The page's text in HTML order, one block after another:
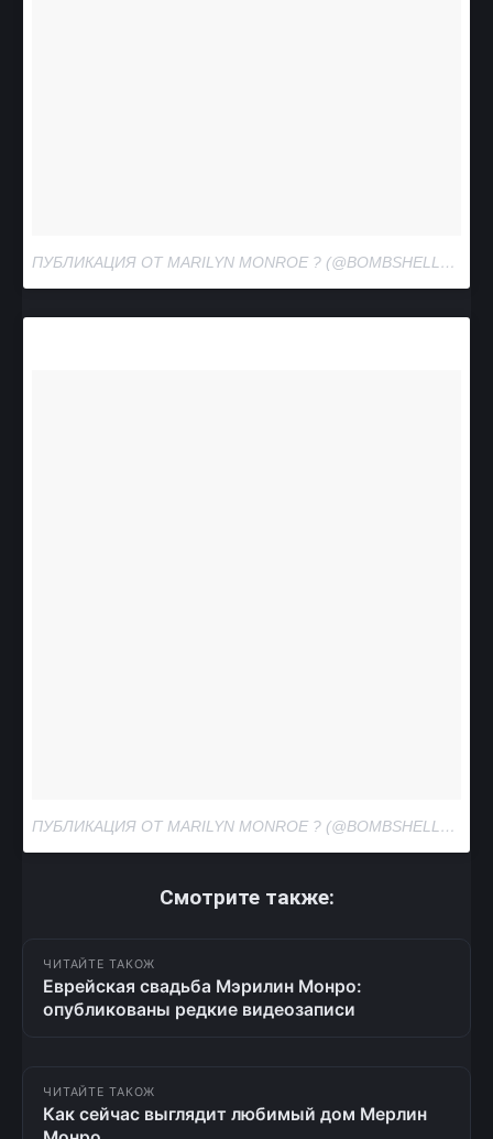
ПУБЛИКАЦИЯ ОТ MARILYN MONROE ? (@BOMBSHELLMARILYNMONROE)
ПУБЛИКАЦИЯ ОТ MARILYN MONROE ? (@BOMBSHELLMARILYNMONROE)
Смотрите также:
ЧИТАЙТЕ ТАКОЖ
Еврейская свадьба Мэрилин Монро:
опубликованы редкие видеозаписи
ЧИТАЙТЕ ТАКОЖ
Как сейчас выглядит любимый дом Мерлин